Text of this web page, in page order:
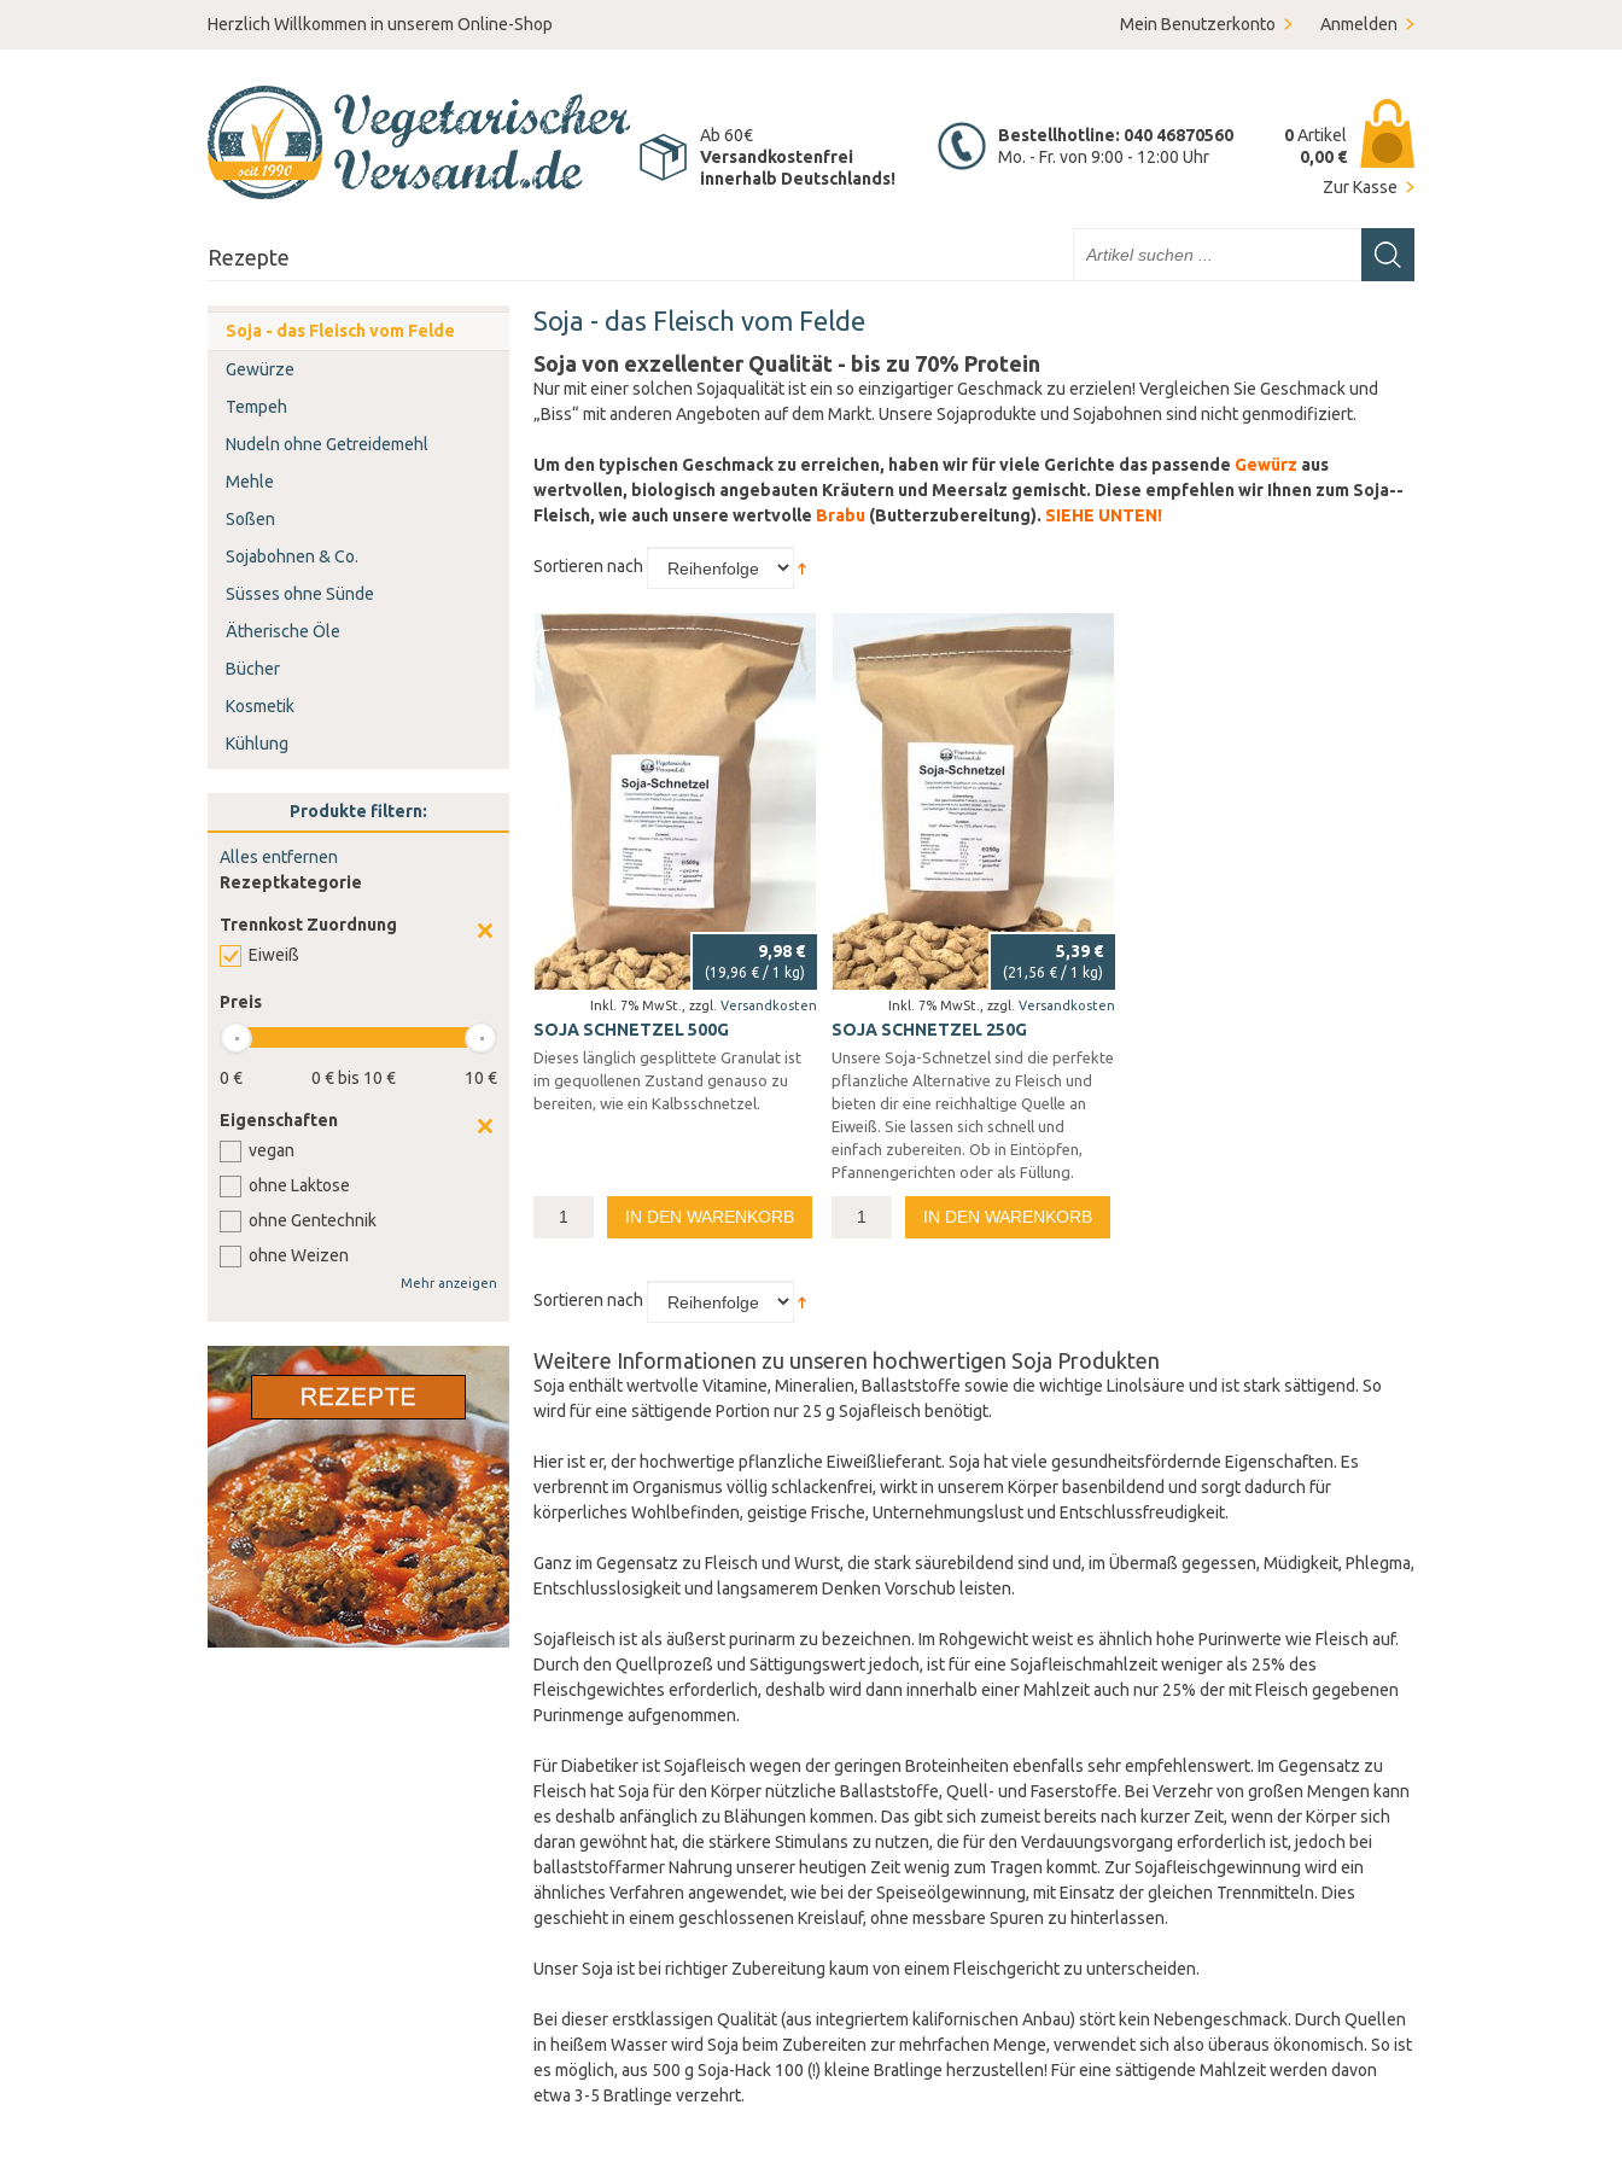
Herzlich Willkommen in unserem Online-Shop Mein Benutzerkonto Anmelden
Ab 60€
Versandkostenfrei
innerhalb Deutschlands!
Bestellhotline: 040 46870560
Mo. - Fr. von 9:00 - 12:00 Uhr
0Artikel
0,00 €
Zur Kasse
Rezepte
Soja - das Fleisch vom Felde
Soja von exzellenter Qualität - bis zu 70% Protein
Nur mit einer solchen Sojaqualität ist ein so einzigartiger Geschmack zu erzielen! Vergleichen Sie Geschmack und
„Biss“ mit anderen Angeboten auf dem Markt. Unsere Sojaprodukte und Sojabohnen sind nicht genmodifiziert.
Um den typischen Geschmack zu erreichen, haben wir für viele Gerichte das passende Gewürz aus
wertvollen, biologisch angebauten Kräutern und Meersalz gemischt. Diese empfehlen wir Ihnen zum Soja-­
Fleisch, wie auch unsere wertvolle Brabu (Butterzubereitung). SIEHE UNTEN!
Sortieren nach
9,98 €
Inkl. 7% MwSt. zzgl. Versandkosten
(19,96 € / 1 kg)
SOJA SCHNETZEL 500G
Dieses länglich gesplittete Granulat ist
im gequollenen Zustand genauso zu
bereiten, wie ein Kalbsschnetzel.
IN DEN WARENKORB
5,39 €
Inkl. 7% MwSt. zzgl. Versandkosten
(21,56 € / 1 kg)
SOJA SCHNETZEL 250G
Unsere Soja-Schnetzel sind die perfekte
pflanzliche Alternative zu Fleisch und
bieten dir eine reichhaltige Quelle an
Eiweiß. Sie lassen sich schnell und
einfach zubereiten. Ob in Eintöpfen,
Pfannengerichten oder als Füllung.
IN DEN WARENKORB
Sortieren nach
Weitere Informationen zu unseren hochwertigen Soja Produkten
Soja enthält wertvolle Vitamine, Mineralien, Ballaststoffe sowie die wichtige Linolsäure und ist stark sättigend. So
wird für eine sättigende Portion nur 25 g Sojafleisch benötigt.
Hier ist er, der hochwertige pflanzliche Eiweißlieferant. Soja hat viele gesundheitsfördernde Eigenschaften. Es
verbrennt im Organismus völlig schlackenfrei, wirkt in unserem Körper basenbildend und sorgt dadurch für
körperliches Wohlbefinden, geistige Frische, Unternehmungslust und Entschlussfreudigkeit.
Ganz im Gegensatz zu Fleisch und Wurst, die stark säurebildend sind und, im Übermaß gegessen, Müdigkeit, Phlegma,
Entschlusslosigkeit und langsamerem Denken Vorschub leisten.
Sojafleisch ist als äußerst purinarm zu bezeichnen. Im Rohgewicht weist es ähnlich hohe Purinwerte wie Fleisch auf.
Durch den Quellprozeß und Sättigungswert jedoch, ist für eine Sojafleischmahlzeit weniger als 25% des
Fleischgewichtes erforderlich, deshalb wird dann innerhalb einer Mahlzeit auch nur 25% der mit Fleisch gegebenen
Purinmenge aufgenommen.
Für Diabetiker ist Sojafleisch wegen der geringen Broteinheiten ebenfalls sehr empfehlenswert. Im Gegensatz zu
Fleisch hat Soja für den Körper nützliche Ballaststoffe, Quell- und Faserstoffe. Bei Verzehr von großen Mengen kann
es deshalb anfänglich zu Blähungen kommen. Das gibt sich zumeist bereits nach kurzer Zeit, wenn der Körper sich
daran gewöhnt hat, die stärkere Stimulans zu nutzen, die für den Verdauungsvorgang erforderlich ist, jedoch bei
ballaststoffarmer Nahrung unserer heutigen Zeit wenig zum Tragen kommt. Zur Sojafleischgewinnung wird ein
ähnliches Verfahren angewendet, wie bei der Speiseölgewinnung, mit Einsatz der gleichen Trennmitteln. Dies
geschieht in einem geschlossenen Kreislauf, ohne messbare Spuren zu hinterlassen.
Unser Soja ist bei richtiger Zubereitung kaum von einem Fleischgericht zu unterscheiden.
Bei dieser erstklassigen Qualität (aus integriertem kalifornischen Anbau) stört kein Nebengeschmack. Durch Quellen
in heißem Wasser wird Soja beim Zubereiten zur mehrfachen Menge, verwendet sich also überaus ökonomisch. So ist
es möglich, aus 500 g Soja-Hack 100 (!) kleine Bratlinge herzustellen! Für eine sättigende Mahlzeit werden davon
etwa 3-5 Bratlinge verzehrt.
Soja - das Fleisch vom Felde
Gewürze
Tempeh
Nudeln ohne Getreidemehl
Mehle
Soßen
Sojabohnen & Co.
Süsses ohne Sünde
Ätherische Öle
Bücher
Kosmetik
Kühlung
Produkte filtern:
Alles entfernen
Rezeptkategorie
Trennkost Zuordnung
Eiweiß
Preis
0 € 10 €
0 € bis 10 €
Eigenschaften
vegan
ohne Laktose
ohne Gentechnik
ohne Weizen
ohne Lupine
ohne Gluten
ohne Nüsse
Mehr anzeigen